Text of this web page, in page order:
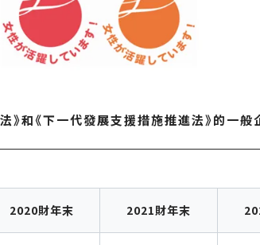
和《下一代發展支援措施推進法》的一般
2020財年末 2021財年末